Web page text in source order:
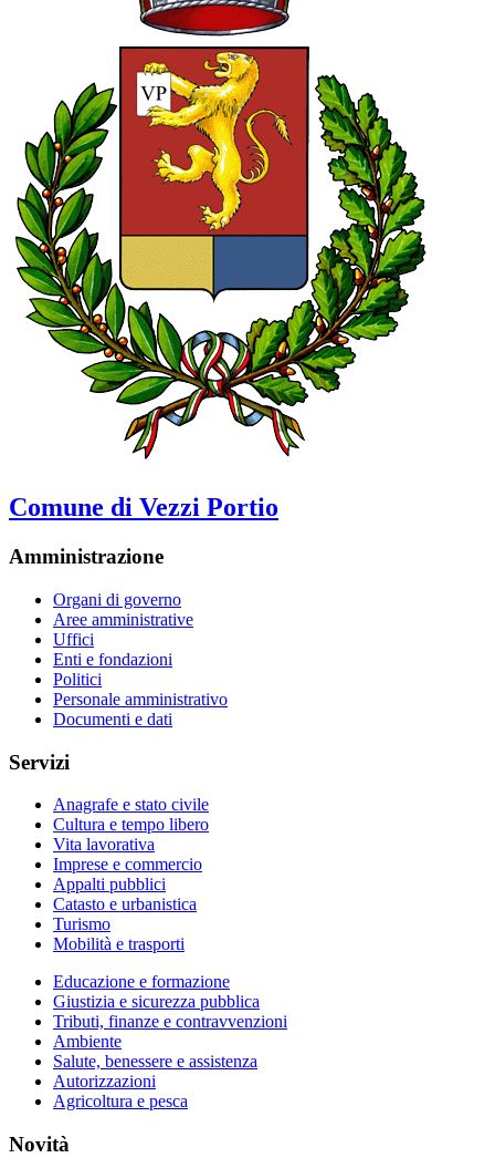
Comune di Vezzi Portio
Amministrazione
Organi di governo
Aree amministrative
Uffici
Enti e fondazioni
Politici
Personale amministrativo
Documenti e dati
Servizi
Anagrafe e stato civile
Cultura e tempo libero
Vita lavorativa
Imprese e commercio
Appalti pubblici
Catasto e urbanistica
Turismo
Mobilità e trasporti
Educazione e formazione
Giustizia e sicurezza pubblica
Tributi, finanze e contravvenzioni
Ambiente
Salute, benessere e assistenza
Autorizzazioni
Agricoltura e pesca
Novità